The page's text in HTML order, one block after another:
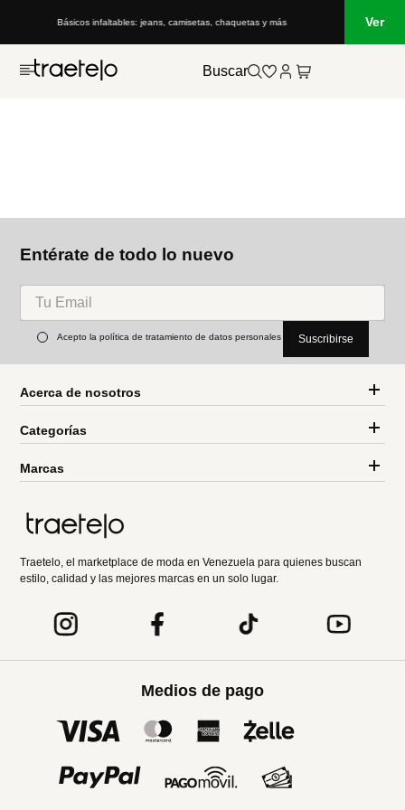
Básicos infaltables: jeans, camisetas, chaquetas y más Ver
Buscar
Entérate de todo lo nuevo
Acepto la política de tratamiento de datos personales Suscribirse
Acerca de nosotros
Categorías
Marcas
Traetelo, el marketplace de moda en Venezuela para quienes buscan
estilo, calidad y las mejores marcas en un solo lugar.
Medios de pago